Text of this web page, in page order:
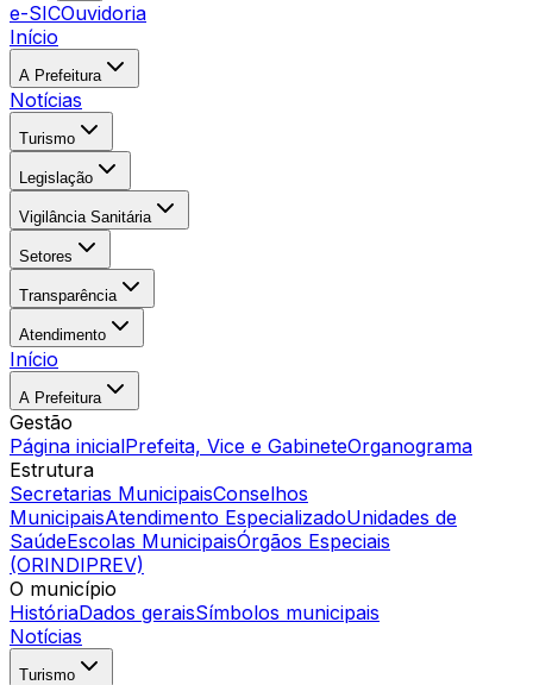
e-SICOuvidoria
Início
A Prefeitura
Notícias
Turismo
Legislação
Vigilância Sanitária
Setores
Transparência
Atendimento
Início
A Prefeitura
Gestão
Página inicialPrefeita, Vice e GabineteOrganograma
Estrutura
Secretarias MunicipaisConselhos
MunicipaisAtendimento EspecializadoUnidades de
SaúdeEscolas MunicipaisÓrgãos Especiais
(ORINDIPREV)
O município
HistóriaDados geraisSímbolos municipais
Notícias
Turismo